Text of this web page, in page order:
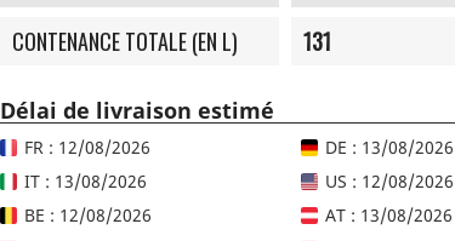
CONTENANCE TOTALE (EN L)
131
Délai de livraison estimé
FR : 12/08/2026
DE : 13/08/2026
IT : 13/08/2026
US : 12/08/2026
BE : 12/08/2026
AT : 13/08/2026